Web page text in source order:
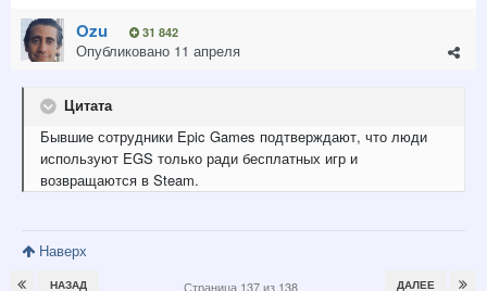
Ozu 31 842
Опубликовано 11 апреля
Цитата
Бывшие сотрудники Epic Games подтверждают, что люди
используют EGS только ради бесплатных игр и
возвращаются в Steam.
Наверх
НАЗАД ДАЛЕЕ
Страница 137 из 138